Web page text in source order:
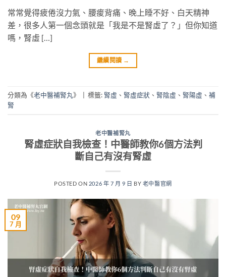
常常覺得疲倦沒力氣、腰痠背痛、晚上睡不好、白天精神
差，很多人第一個念頭就是「我是不是腎虛了？」但你知道
嗎，腎虛 […]
繼續閱讀 →
分類為《老中醫補腎丸》 標籤: 腎虛 、 腎虛症狀 、 腎陰虛 、 腎陽虛 、 補
腎
老中醫補腎丸
腎虛症狀自我檢查！中醫師教你6個方法判
斷自己有沒有腎虛
POSTED ON 2026 年 7 月 9 日 BY 老中醫官網
09
7 月